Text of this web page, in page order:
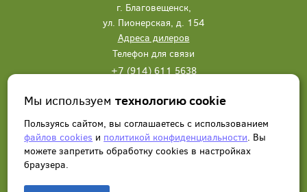
г. Благовещенск,
ул. Пионерская, д. 154
Адреса дилеров
Телефон для связи
+7 (914) 611 5638
Написать нам Заказать звонок
Мы используемтехнологию cookie
Пользуясь сайтом, вы соглашаетесь с использованием
файлов cookies и политикой конфиденциальности. Вы
можете запретить обработку сookies в настройках
браузера.